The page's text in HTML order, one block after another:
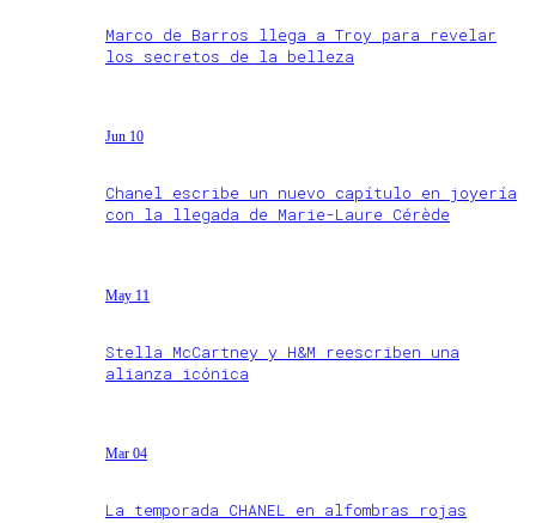
Marco de Barros llega a Troy para revelar
los secretos de la belleza
Jun 10
Chanel escribe un nuevo capítulo en joyería
con la llegada de Marie-Laure Cérède
May 11
Stella McCartney y H&M reescriben una
alianza icónica
Mar 04
La temporada CHANEL en alfombras rojas